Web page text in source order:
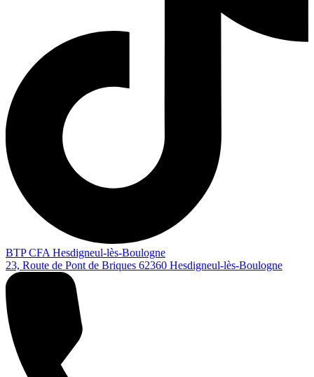
BTP CFA Hesdigneul-lès-Boulogne
23, Route de Pont de Briques 62360 Hesdigneul-lès-Boulogne